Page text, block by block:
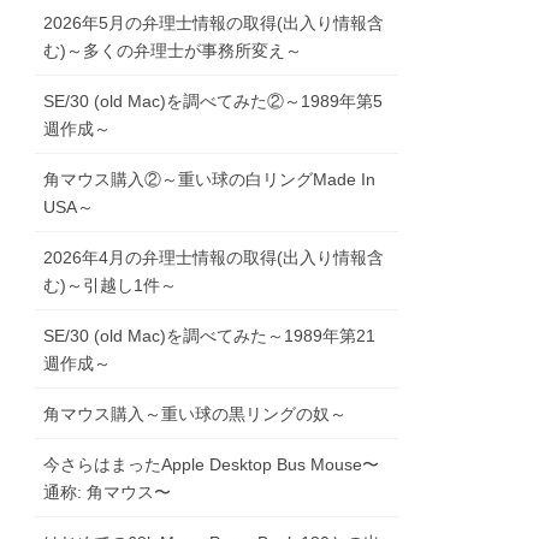
2026年5月の弁理士情報の取得(出入り情報含
む)～多くの弁理士が事務所変え～
SE/30 (old Mac)を調べてみた②～1989年第5
週作成～
角マウス購入②～重い球の白リングMade In
USA～
2026年4月の弁理士情報の取得(出入り情報含
む)～引越し1件～
SE/30 (old Mac)を調べてみた～1989年第21
週作成～
角マウス購入～重い球の黒リングの奴～
今さらはまったApple Desktop Bus Mouse〜
通称: 角マウス〜